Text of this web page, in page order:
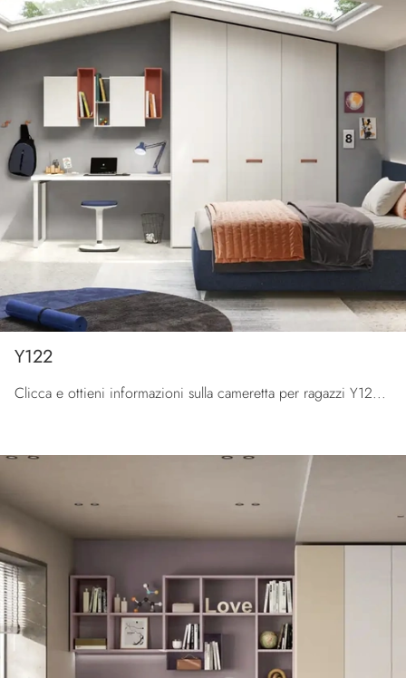
Y122
Clicca e ottieni informazioni sulla cameretta per ragazzi Y122! Le Camerette su misura Moretti Compact Camerette ti attendono.